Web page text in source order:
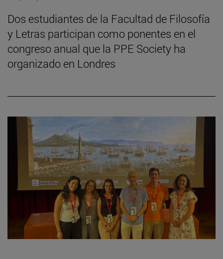
Dos estudiantes de la Facultad de Filosofía
y Letras participan como ponentes en el
congreso anual que la PPE Society ha
organizado en Londres